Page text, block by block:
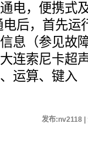
电，便携式
后，首先运
息（参见故
连索尼卡超
运算、键入
发布:nv2118 |